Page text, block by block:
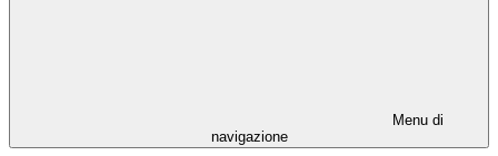
Menu di
navigazione